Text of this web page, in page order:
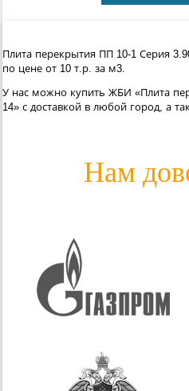
Плита перекрытия ПП 10-1 Серия
по цене от 10 т.р. за м3.
У нас можно купить ЖБИ «Плита
14» с доставкой в любой город, а
Нам